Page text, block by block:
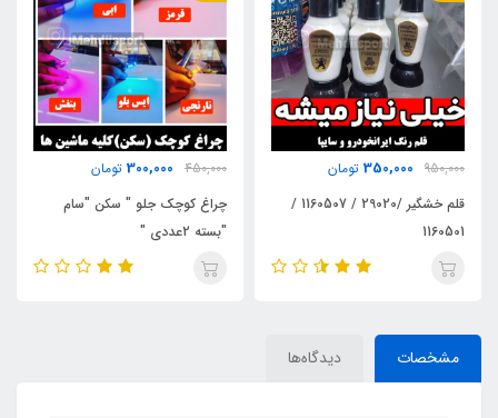
450,000
300,000 تومان
چراغ کوچک جلو " سکن "سام
"بسته 2عددی "
650,000
450,000 تومان
ارم جلو زانتیا m
مشخصات دیدگاه‌ها